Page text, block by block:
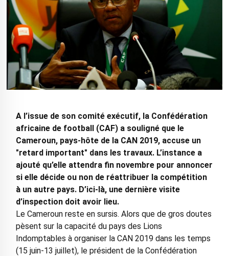
A l’issue de son comité exécutif, la Confédération
africaine de football (CAF) a souligné que le
Cameroun, pays-hôte de la CAN 2019, accuse un
"retard important" dans les travaux. L’instance a
ajouté qu’elle attendra fin novembre pour annoncer
si elle décide ou non de réattribuer la compétition
à un autre pays. D’ici-là, une dernière visite
d’inspection doit avoir lieu.
Le Cameroun reste en sursis. Alors que de gros doutes
pèsent sur la capacité du pays des Lions
Indomptables à organiser la CAN 2019 dans les temps
(15 juin-13 juillet), le président de la Confédération